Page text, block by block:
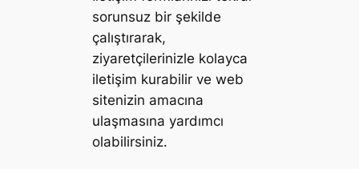
sorunsuz bir şekilde
çalıştırarak,
ziyaretçilerinizle kolayca
iletişim kurabilir ve web
sitenizin amacına
ulaşmasına yardımcı
olabilirsiniz.